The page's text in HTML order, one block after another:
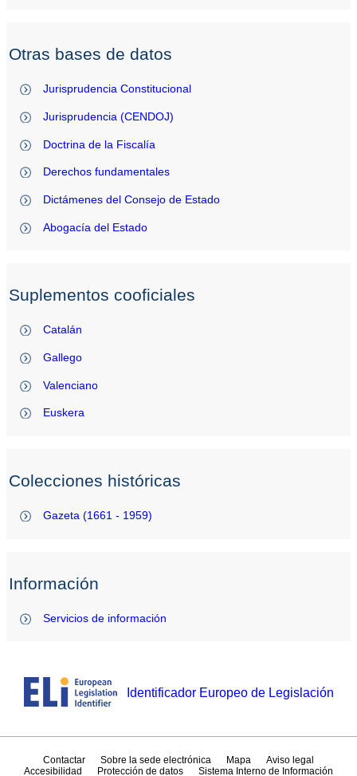
Otras bases de datos
Jurisprudencia Constitucional
Jurisprudencia (CENDOJ)
Doctrina de la Fiscalía
Derechos fundamentales
Dictámenes del Consejo de Estado
Abogacía del Estado
Suplementos cooficiales
Catalán
Gallego
Valenciano
Euskera
Colecciones históricas
Gazeta (1661 - 1959)
Información
Servicios de información
Identificador Europeo de Legislación
Contactar Sobre la sede electrónica Mapa
Aviso legal
Accesibilidad
Protección de datos Sistema Interno de Información